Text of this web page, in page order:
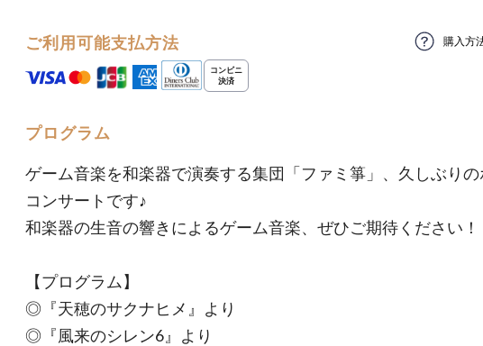
ご利用可能支払方法 購入方
プログラム
ゲーム音楽を和楽器で演奏する集団「ファミ箏」、久しぶり
コンサートです♪
和楽器の生音の響きによるゲーム音楽、ぜひご期待ください！
【プログラム】
◎『天穂のサクナヒメ』より
◎『風来のシレン6』より